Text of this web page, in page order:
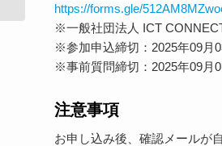
https://forms.gle/
※一般社団法人 ICT
※参加申込締切：2025年09月
※事前質問締切：2025年09月
注意事項
お申し込み後、確認メールが